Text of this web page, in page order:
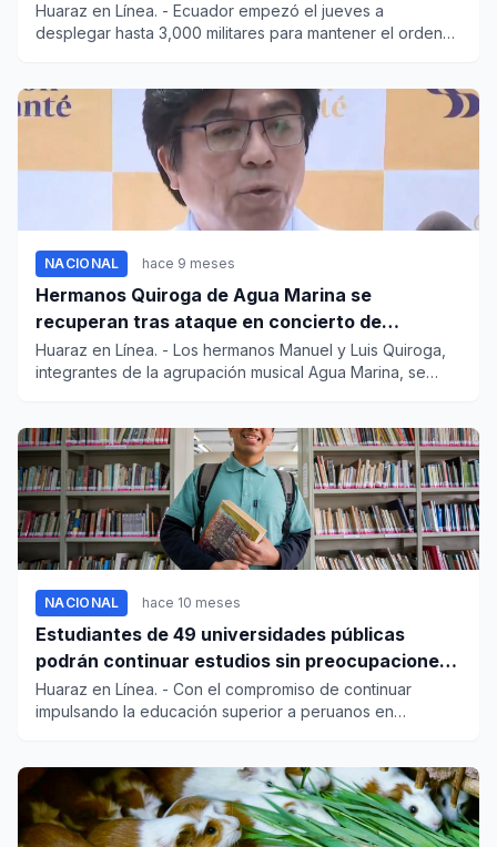
Huaraz en Línea. - Ecuador empezó el jueves a
desplegar hasta 3,000 militares para mantener el orden
NACIONAL hace 9 meses
Hermanos Quiroga de Agua Marina se
recuperan tras ataque en concierto de
Chorrillos
Huaraz en Línea. - Los hermanos Manuel y Luis Quiroga,
integrantes de la agrupación musical Agua Marina, se
NACIONAL hace 10 meses
Estudiantes de 49 universidades públicas
podrán continuar estudios sin preocupaciones
económicas
Huaraz en Línea. - Con el compromiso de continuar
impulsando la educación superior a peruanos en